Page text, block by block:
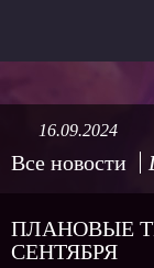
Все новости
16.09.2024
ПЛАНОВЫЕ
СЕНТЯБРЯ